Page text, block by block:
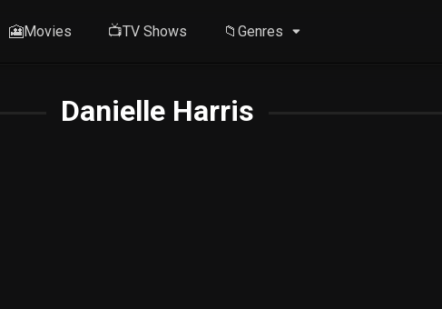
🎦Movies 📺TV Shows 📁Genres
Danielle Harris